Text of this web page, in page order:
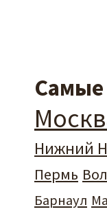
Самые
Нижний
Пермь
Барнаул